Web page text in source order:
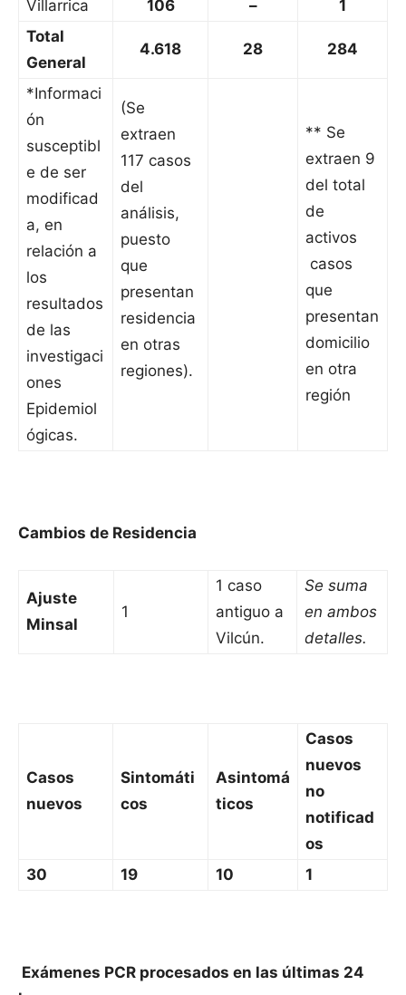
Villarrica 106 –
1
Total
General
4.618 28 284
*Informaci
ón
susceptibl
e de ser
modificad
a, en
relación a
los
resultados
de las
investigaci
ones
Epidemiol
ógicas.
(Se
extraen
117 casos
del
análisis,
puesto
que
presentan
residencia
en otras
regiones).
** Se
extraen 9
del total
de
activos
casos
que
presentan
domicilio
en otra
región
Cambios de Residencia
Ajuste
Minsal
1
1 caso
antiguo a
Vilcún.
Se suma
en ambos
detalles.
Casos
nuevos
Sintomáti
cos
Asintomá
ticos
Casos
nuevos
no
notificad
os
30
19 10 1
Exámenes PCR procesados en las últimas 24